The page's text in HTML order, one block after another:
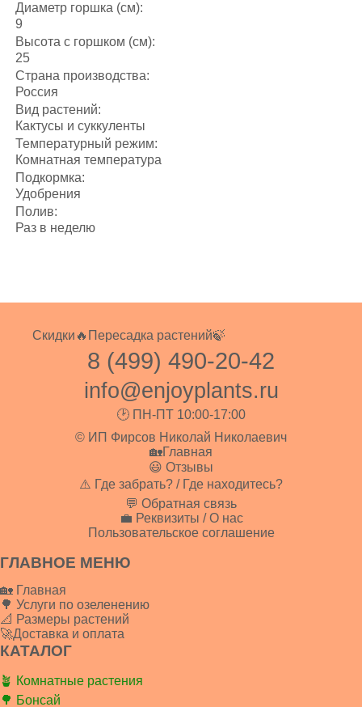
Диаметр горшка (см):
9
Высота с горшком (см):
25
Страна производства:
Россия
Вид растений:
Кактусы и суккуленты
Температурный режим:
Комнатная температура
Подкормка:
Удобрения
Полив:
Раз в неделю
Скидки🔥 Пересадка растений🍃
8 (499) 490-20-42
info@enjoyplants.ru
🕑 ПН-ПТ 10:00-17:00
© ИП Фирсов Николай Николаевич
🏡Главная
😃 Отзывы
⚠️ Где забрать? / Где находитесь?
💬 Обратная связь
💼 Реквизиты / О нас
Пользовательское соглашение
ГЛАВНОЕ МЕНЮ
🏡 Главная
🌳 Услуги по озеленению
📐 Размеры растений
🚀Доставка и оплата
КАТАЛОГ
🪴 Комнатные растения
🌳 Бонсай